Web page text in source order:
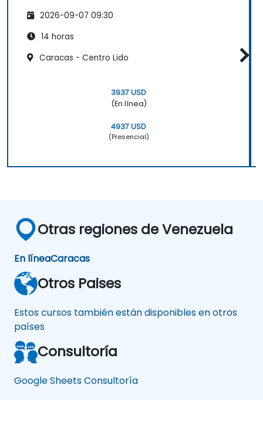
2026-09-07 09:30
14 horas
Caracas - Centro Lido
3937 USD
(En línea)
4937 USD
(Presencial)
Otras regiones de Venezuela
En líneaCaracas
Otros Paises
Estos cursos también están disponibles en otros
países
Consultoría
Google Sheets Consultoría